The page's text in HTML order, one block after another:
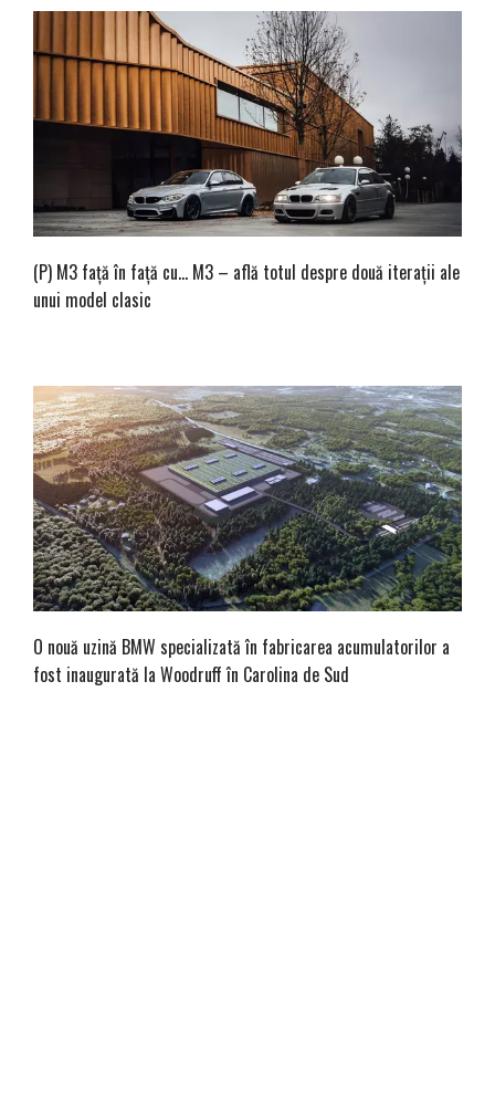
(P) M3 față în față cu… M3 – află totul despre două iterații ale
unui model clasic
O nouă uzină BMW specializată în fabricarea acumulatorilor a
fost inaugurată la Woodruff în Carolina de Sud